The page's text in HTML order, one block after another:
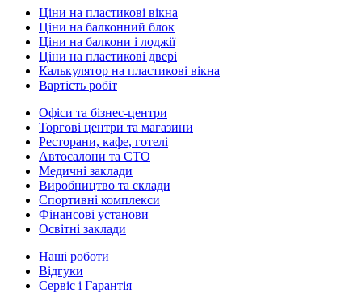
Ціни на пластикові вікна
Ціни на балконний блок
Ціни на балкони і лоджії
Ціни на пластикові двері
Калькулятор на пластикові вікна
Вартість робіт
Офіси та бізнес-центри
Торгові центри та магазини
Ресторани, кафе, готелі
Автосалони та СТО
Медичні заклади
Виробництво та склади
Спортивні комплекси
Фінансові установи
Освітні заклади
Наші роботи
Відгуки
Сервіс і Гарантія